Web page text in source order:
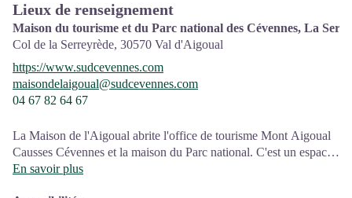
Lieux de renseignement
Maison du tourisme et du Parc national des Cévennes, La
Col de la Serreyrède, 30570 Val d'Aigoual
https://www.sudcevennes.com
maisondelaigoual@sudcevennes.com
04 67 82 64 67
La Maison de l'Aigoual abrite l'office de tourisme Mont Aigoual
Causses Cévennes et la maison du Parc national. C'est un espace
d’accueil, d'information et de sensibilisation sur le Parc national
En savoir plus